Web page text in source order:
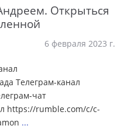
Открыться
6 февраля 2023 г.
Телеграм-канал
чат
https://rumble.com/c/c-
...